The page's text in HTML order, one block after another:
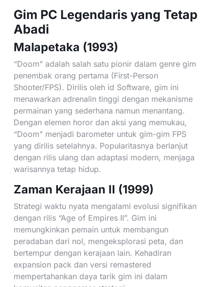
Gim PC Legendaris yang Tetap
Abadi
Malapetaka (1993)
“Doom” adalah salah satu pionir dalam genre gim
penembak orang pertama (First-Person
Shooter/FPS). Dirilis oleh id Software, gim ini
menawarkan adrenalin tinggi dengan mekanisme
permainan yang sederhana namun menantang.
Dengan elemen horor dan aksi yang memukau,
“Doom” menjadi barometer untuk gim-gim FPS
yang dirilis setelahnya. Popularitasnya berlanjut
dengan rilis ulang dan adaptasi modern, menjaga
warisannya tetap hidup.
Zaman Kerajaan II (1999)
Strategi waktu nyata mengalami evolusi signifikan
dengan rilis “Age of Empires II”. Gim ini
memungkinkan pemain untuk membangun
peradaban dari nol, mengeksplorasi peta, dan
bertempur dengan kerajaan lain. Kehadiran
expansion pack dan versi remastered
mempertahankan daya tarik gim ini dalam